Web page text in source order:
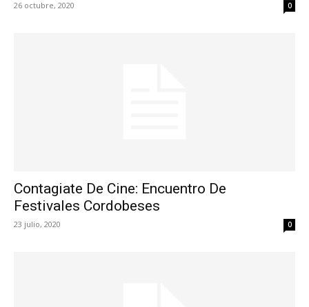
26 octubre, 2020 0
Contagiate De Cine: Encuentro De
Festivales Cordobeses
23 julio, 2020 0